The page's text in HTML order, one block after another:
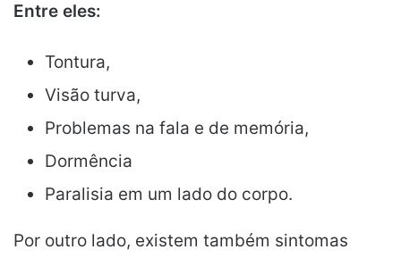
Entre eles:
Tontura,
Visão turva,
Problemas na fala e de memória,
Dormência
Paralisia em um lado do corpo.
Por outro lado, existem também sintomas